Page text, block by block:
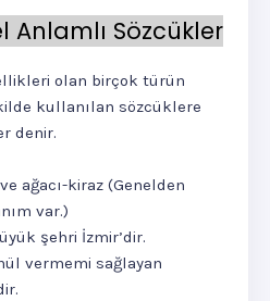
Anlamlı Sözcükler
olan birçok türün
kullanılan sözcüklere
denir.
ağacı-kiraz (Genelden
var.)
şehri İzmir’dir.
vermemi sağlayan